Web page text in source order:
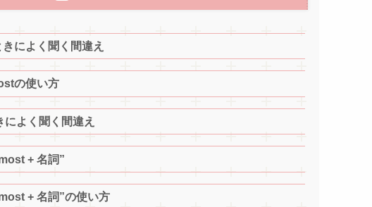
によく聞く間違え
の使い方
よく聞く間違え
+ 名詞”
+ 名詞”の使い方